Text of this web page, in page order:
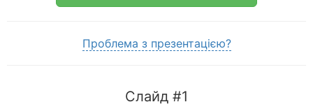
Проблема з презентацією?
Слайд #1